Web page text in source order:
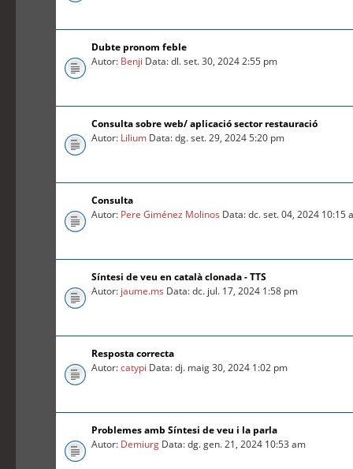
Dubte pronom feble
Autor: Benji Data: dl. set. 30, 2024 2:55 pm
Consulta sobre web/ aplicació sector restauració
Autor: Lilium Data: dg. set. 29, 2024 5:20 pm
Consulta
Autor: Pere Giménez Molinos Data: dc. set. 04, 2024 10:15
Síntesi de veu en català clonada - TTS
Autor: jaume.ms Data: dc. jul. 17, 2024 1:58 pm
Resposta correcta
Autor:catypi Data: dj. maig 30, 2024 1:02 pm
Problemes amb Síntesi de veu i la parla
Autor: Demiurg Data: dg. gen. 21, 2024 10:53 am